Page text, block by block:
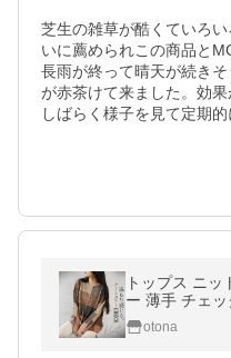
芝生の雑草が酷くていろ
いに薦められこの商品と
長雨が終って晴天が続き
が赤茶けて来ました。効果
しばらく様子を見て定期的
トップス ニ
ー 薄手 チェッ
温もり感じる
ONA 40代 50
otona